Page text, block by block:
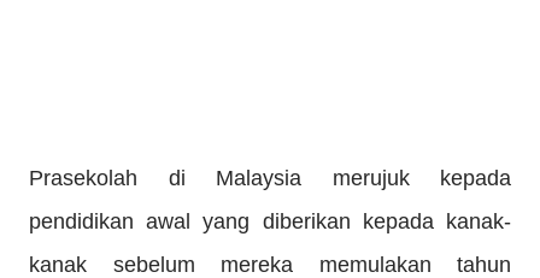
Prasekolah di Malaysia merujuk kepada
pendidikan awal yang diberikan kepada kanak-
kanak sebelum mereka memulakan tahun